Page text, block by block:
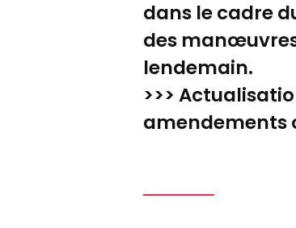
dans le cadre
des
lendemain.
>>>
amendements